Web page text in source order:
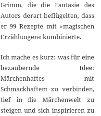
Grimm, die die Fantasie des
Autors derart beflügelten, dass
er 99 Rezepte mit »magischen
Erzählungen« kombinierte.
Ich mache es kurz: was für eine
bezaubernde Idee:
Märchenhaftes mit
Schmackhaftem zu verbinden,
tief in die Märchenwelt zu
steigen und sich inspirieren zu